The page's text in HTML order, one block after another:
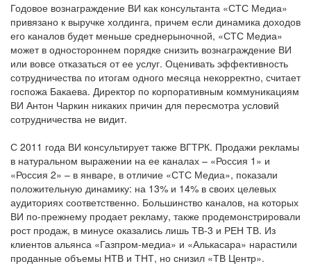
Годовое вознаграждение ВИ как консультанта «СТС Медиа»
привязано к выручке холдинга, причем если динамика доходов
его каналов будет меньше среднерыночной, «СТС Медиа»
может в одностороннем порядке снизить вознаграждение ВИ
или вовсе отказаться от ее услуг. Оценивать эффективность
сотрудничества по итогам одного месяца некорректно, считает
госпожа Бакаева. Директор по корпоративным коммуникациям
ВИ Антон Чаркин никаких причин для пересмотра условий
сотрудничества не видит.
С 2011 года ВИ консультирует также ВГТРК. Продажи рекламы
в натуральном выражении на ее каналах – «Россия 1» и
«Россия 2» – в январе, в отличие «СТС Медиа», показали
положительную динамику: на 13% и 14% в своих целевых
аудиториях соответственно. Большинство каналов, на которых
ВИ по-прежнему продает рекламу, также продемонстрировали
рост продаж, в минусе оказались лишь ТВ-3 и РЕН ТВ. Из
клиентов альянса «Газпром-медиа» и «Алькасара» нарастили
проданные объемы НТВ и ТНТ, но снизил «ТВ Центр».